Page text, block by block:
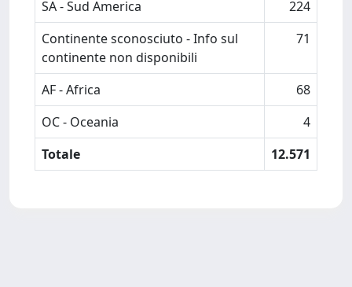
SA - Sud America
224
Continente sconosciuto - Info sul
continente non disponibili
71
AF - Africa
68
OC - Oceania
4
Totale
12.571